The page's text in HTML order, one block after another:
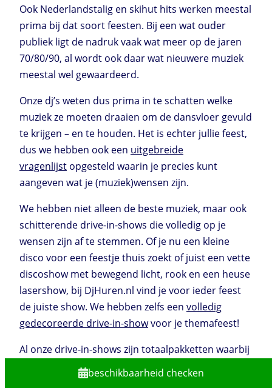
Ook Nederlandstalig en skihut hits werken meestal
prima bij dat soort feesten. Bij een wat ouder
publiek ligt de nadruk vaak wat meer op de jaren
70/80/90, al wordt ook daar wat nieuwere muziek
meestal wel gewaardeerd.
Onze dj’s weten dus prima in te schatten welke
muziek ze moeten draaien om de dansvloer gevuld
te krijgen – en te houden. Het is echter jullie feest,
dus we hebben ook een uitgebreide
vragenlijst opgesteld waarin je precies kunt
aangeven wat je (muziek)wensen zijn.
We hebben niet alleen de beste muziek, maar ook
schitterende drive-in-shows die volledig op je
wensen zijn af te stemmen. Of je nu een kleine
disco voor een feestje thuis zoekt of juist een vette
discoshow met bewegend licht, rook en een heuse
lasershow, bij DjHuren.nl vind je voor ieder feest
de juiste show. We hebben zelfs een volledig
gedecoreerde drive-in-showvoor je themafeest!
Al onze drive-in-shows zijn totaalpakketten waarbij
alles is inbegrepen: een professionele
geluidsinstallatie, een sfeervolle lichtshow en
beschikbaarheid checken